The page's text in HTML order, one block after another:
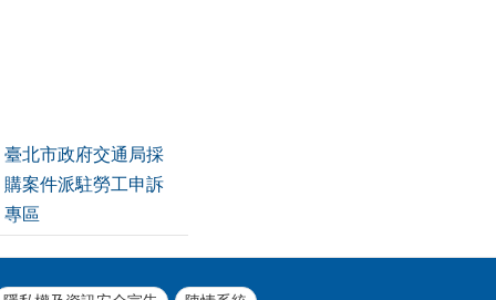
臺北市政府交通局採
購案件派駐勞工申訴
專區